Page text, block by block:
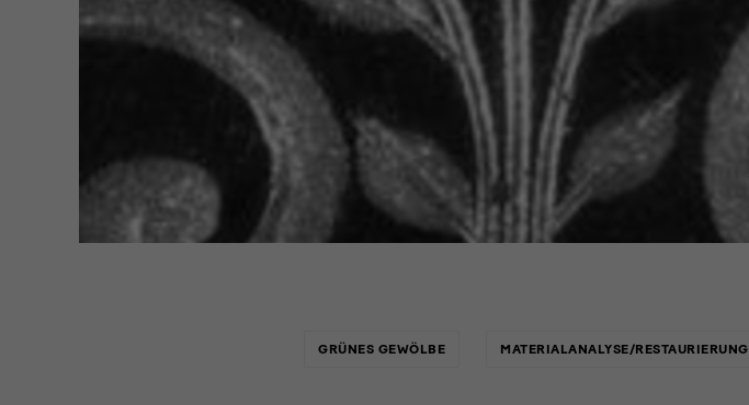
Links
GRÜNES GEWÖLBE MATERIALANALYSE/RESTAURIERUNG